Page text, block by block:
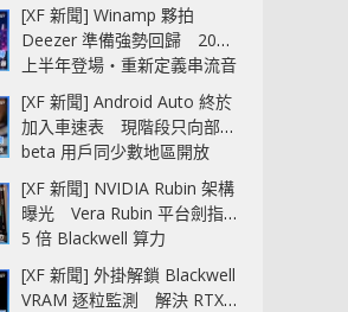
[XF 新聞] Winamp 夥拍
Deezer 準備強勢回歸 2027
上半年登場‧重新定義串流音
樂播放器
[XF 新聞] Android Auto 終於
加入車速表 現階段只向部分
beta 用戶同少數地區開放
[XF 新聞] NVIDIA Rubin 架構
曝光 Vera Rubin 平台劍指
5 倍 Blackwell 算力
[XF 新聞] 外掛解鎖 Blackwell
VRAM 逐粒監測 解決 RTX